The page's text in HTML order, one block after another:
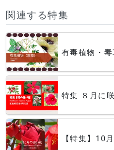
関連する特集
有毒植物・毒
特集 ８月
【特集】10